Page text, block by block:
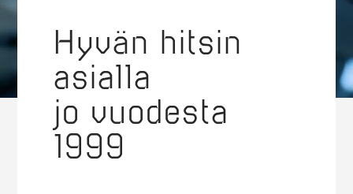
Hyvän hitsin
asialla
jo vuodesta
1999